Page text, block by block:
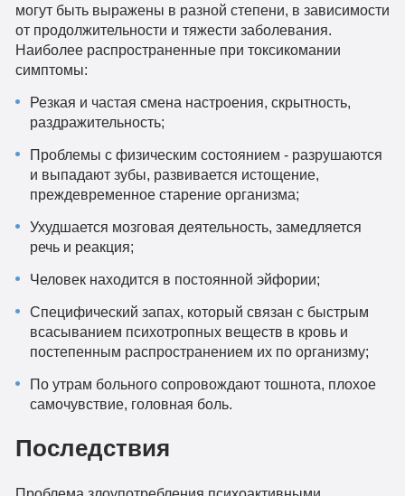
могут быть выражены в разной степени, в зависимости
от продолжительности и тяжести заболевания.
Наиболее распространенные при токсикомании
симптомы:
Резкая и частая смена настроения, скрытность,
раздражительность;
Проблемы с физическим состоянием - разрушаются
и выпадают зубы, развивается истощение,
преждевременное старение организма;
Ухудшается мозговая деятельность, замедляется
речь и реакция;
Человек находится в постоянной эйфории;
Специфический запах, который связан с быстрым
всасыванием психотропных веществ в кровь и
постепенным распространением их по организму;
По утрам больного сопровождают тошнота, плохое
самочувствие, головная боль.
Последствия